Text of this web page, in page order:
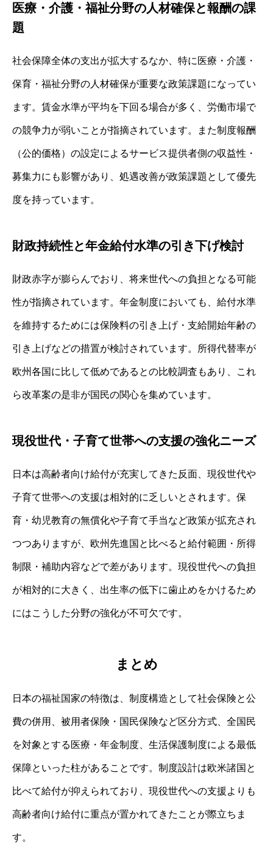
医療・介護・福祉分野の人材確保と報酬の課
題
社会保障全体の支出が拡大するなか、特に医療・介護・
保育・福祉分野の人材確保が重要な政策課題になってい
ます。賃金水準が平均を下回る場合が多く、労働市場で
の競争力が弱いことが指摘されています。また制度報酬
（公的価格）の設定によるサービス提供者側の収益性・
募集力にも影響があり、処遇改善が政策課題として優先
度を持っています。
財政持続性と年金給付水準の引き下げ検討
財政赤字が膨らんでおり、将来世代への負担となる可能
性が指摘されています。年金制度においても、給付水準
を維持するためには保険料の引き上げ・支給開始年齢の
引き上げなどの措置が検討されています。所得代替率が
欧州各国に比して低めであるとの比較調査もあり、これ
ら改革案の是非が国民の関心を集めています。
現役世代・子育て世帯への支援の強化ニーズ
日本は高齢者向け給付が充実してきた反面、現役世代や
子育て世帯への支援は相対的に乏しいとされます。保
育・幼児教育の無償化や子育て手当など政策が拡充され
つつありますが、欧州先進国と比べると給付範囲・所得
制限・補助内容などで差があります。現役世代への負担
が相対的に大きく、出生率の低下に歯止めをかけるため
にはこうした分野の強化が不可欠です。
まとめ
日本の福祉国家の特徴は、制度構造として社会保険と公
費の併用、被用者保険・国民保険など区分方式、全国民
を対象とする医療・年金制度、生活保護制度による最低
保障といった柱があることです。制度設計は欧米諸国と
比べて給付が抑えられており、現役世代への支援よりも
高齢者向け給付に重点が置かれてきたことが際立ちま
す。